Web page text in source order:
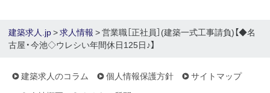
建築求人.jp>求人情報 > 営業職［正社員］(建築一式工事請負)【◆名
古屋・今池◇ウレシい年間休日125日♪】
建築求人のコラム 個人情報保護方針
サイトマップ